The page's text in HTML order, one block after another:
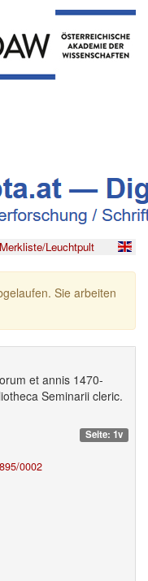
Merkliste/Leuchtpult
Sie arbeiten
et annis 1470-
Seminarii cleric.
Seite: 1v
0002